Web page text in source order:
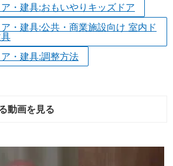
・建具:おもいやりキッズドア
・建具:公共・商業施設向け 室内ド
・建具:調整方法
動画を見る